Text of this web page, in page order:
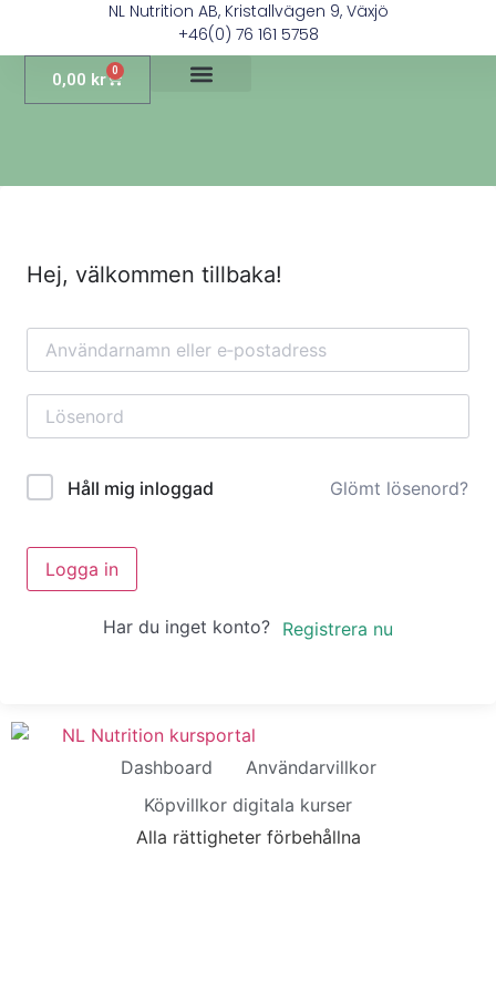
NL Nutrition AB, Kristallvägen 9, Växjö
+46(0) 76 161 5758
0,00 kr 0
Hej, välkommen tillbaka!
Håll mig inloggad Glömt lösenord?
Logga in
Har du inget konto? Registrera nu
Dashboard
Användarvillkor
Köpvillkor digitala kurser
Alla rättigheter förbehållna